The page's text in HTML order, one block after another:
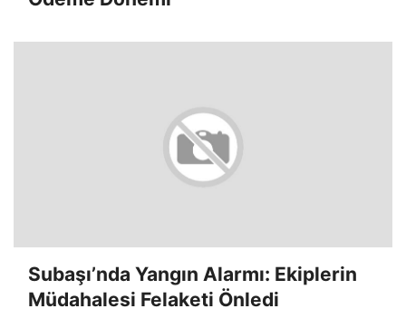
Subaşı’nda Yangın Alarmı: Ekiplerin
Müdahalesi Felaketi Önledi